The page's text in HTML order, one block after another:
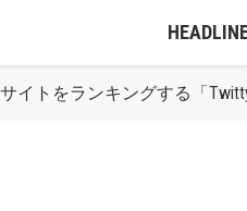
イトをランキングする「